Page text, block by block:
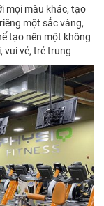
mọi màu khác, tạo
một sắc vàng,
tạo nên một không
vui vẻ, trẻ trung